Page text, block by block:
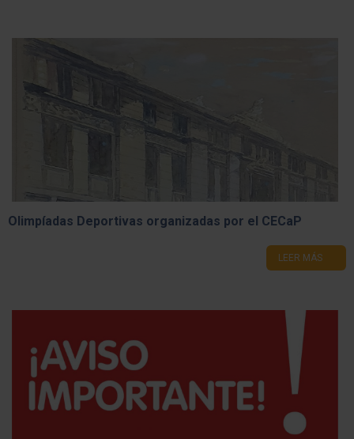
Olimpíadas Deportivas organizadas por el CECaP
LEER MÁS